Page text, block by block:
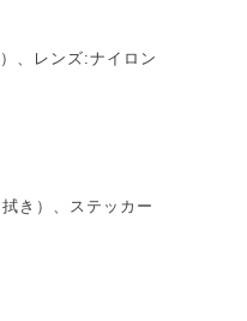
、レンズ:ナイロン
き）、ステッカー